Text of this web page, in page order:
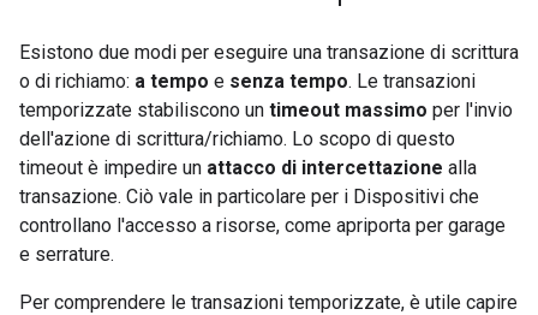
Esistono due modi per eseguire una transazione di scrittura
o di richiamo: a tempo e senza tempo. Le transazioni
temporizzate stabiliscono un timeout massimo per l'invio
dell'azione di scrittura/richiamo. Lo scopo di questo
timeout è impedire un attacco di intercettazione alla
transazione. Ciò vale in particolare per i Dispositivi che
controllano l'accesso a risorse, come apriporta per garage
e serrature.
Per comprendere le transazioni temporizzate, è utile capire